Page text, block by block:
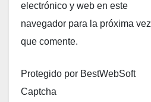
electrónico y web en este
navegador para la próxima vez
que comente.
Protegido por BestWebSoft
Captcha